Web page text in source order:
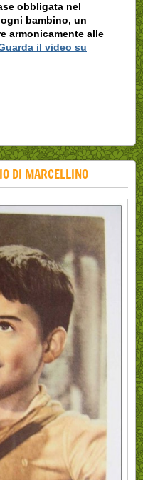
obbligata nel
bambino, un
armonicamente alle
il video su
DI MARCELLINO